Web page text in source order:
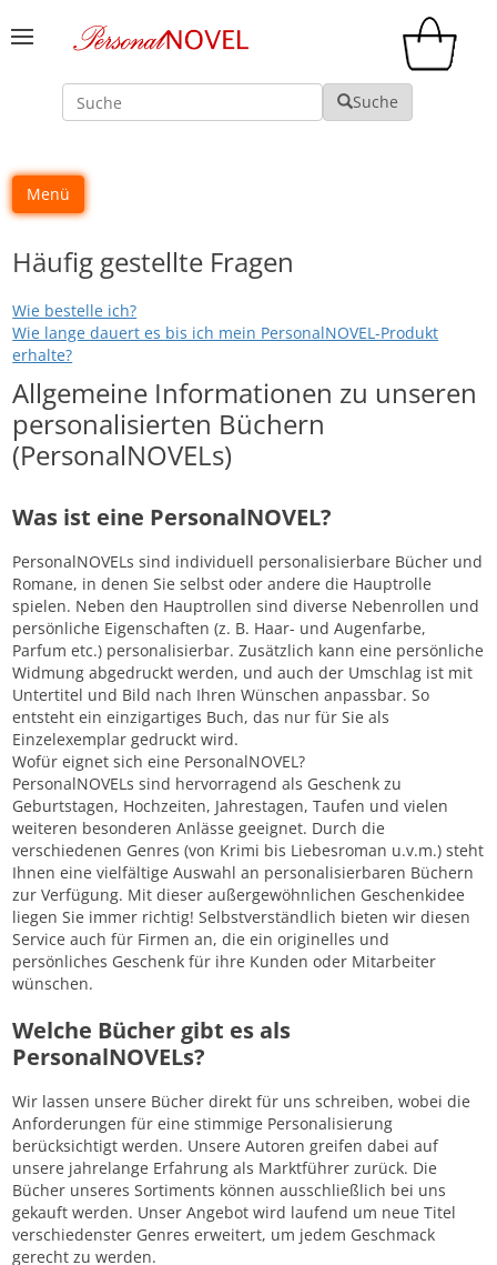
Suche Suche
Menü
Häufig gestellte Fragen
Wie bestelle ich?
Wie lange dauert es bis ich mein PersonalNOVEL-Produkt
erhalte?
Allgemeine Informationen zu unseren
personalisierten Büchern
(PersonalNOVELs)
Was ist eine PersonalNOVEL?
PersonalNOVELs sind individuell personalisierbare Bücher und
Romane, in denen Sie selbst oder andere die Hauptrolle
spielen. Neben den Hauptrollen sind diverse Nebenrollen und
persönliche Eigenschaften (z. B. Haar- und Augenfarbe,
Parfum etc.) personalisierbar. Zusätzlich kann eine persönliche
Widmung abgedruckt werden, und auch der Umschlag ist mit
Untertitel und Bild nach Ihren Wünschen anpassbar. So
entsteht ein einzigartiges Buch, das nur für Sie als
Einzelexemplar gedruckt wird.
Wofür eignet sich eine PersonalNOVEL?
PersonalNOVELs sind hervorragend als Geschenk zu
Geburtstagen, Hochzeiten, Jahrestagen, Taufen und vielen
weiteren besonderen Anlässe geeignet. Durch die
verschiedenen Genres (von Krimi bis Liebesroman u.v.m.) steht
Ihnen eine vielfältige Auswahl an personalisierbaren Büchern
zur Verfügung. Mit dieser außergewöhnlichen Geschenkidee
liegen Sie immer richtig! Selbstverständlich bieten wir diesen
Service auch für Firmen an, die ein originelles und
persönliches Geschenk für ihre Kunden oder Mitarbeiter
wünschen.
Welche Bücher gibt es als
PersonalNOVELs?
Wir lassen unsere Bücher direkt für uns schreiben, wobei die
Anforderungen für eine stimmige Personalisierung
berücksichtigt werden. Unsere Autoren greifen dabei auf
unsere jahrelange Erfahrung als Marktführer zurück. Die
Bücher unseres Sortiments können ausschließlich bei uns
gekauft werden. Unser Angebot wird laufend um neue Titel
verschiedenster Genres erweitert, um jedem Geschmack
gerecht zu werden.